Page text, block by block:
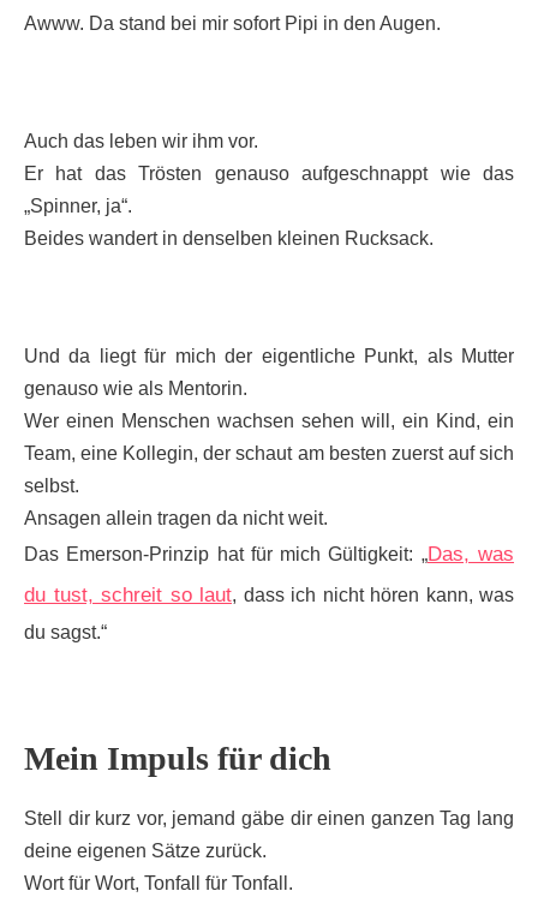
Awww. Da stand bei mir sofort Pipi in den Augen.
Auch das leben wir ihm vor.
Er hat das Trösten genauso aufgeschnappt wie das
„Spinner, ja“.
Beides wandert in denselben kleinen Rucksack.
Und da liegt für mich der eigentliche Punkt, als Mutter
genauso wie als Mentorin.
Wer einen Menschen wachsen sehen will, ein Kind, ein
Team, eine Kollegin, der schaut am besten zuerst auf sich
selbst.
Ansagen allein tragen da nicht weit.
Das Emerson-Prinzip hat für mich Gültigkeit: „Das, was
du tust, schreit so laut, dass ich nicht hören kann, was
du sagst.“
Mein Impuls für dich
Stell dir kurz vor, jemand gäbe dir einen ganzen Tag lang
deine eigenen Sätze zurück.
Wort für Wort, Tonfall für Tonfall.